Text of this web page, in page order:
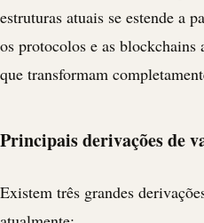
estruturas atuais se estende a
os protocolos e as blockchains
que transformam
Principais derivações de
Existem três grandes